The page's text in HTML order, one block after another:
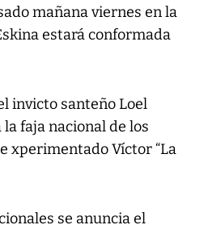
mañana viernes en la
estará conformada
invicto santeño Loel
faja nacional de los
xperimentado Víctor “La
se anuncia el